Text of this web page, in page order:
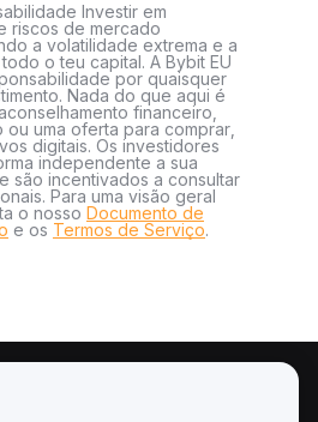
Investir em
riscos de mercado
a volatilidade extrema e a
o teu capital. A Bybit EU
por quaisquer
Nada do que aqui é
financeiro,
uma oferta para comprar,
digitais. Os investidores
independente a sua
são incentivados a consultar
Para uma visão geral
o nosso Documento de
e os Termos de Serviço.